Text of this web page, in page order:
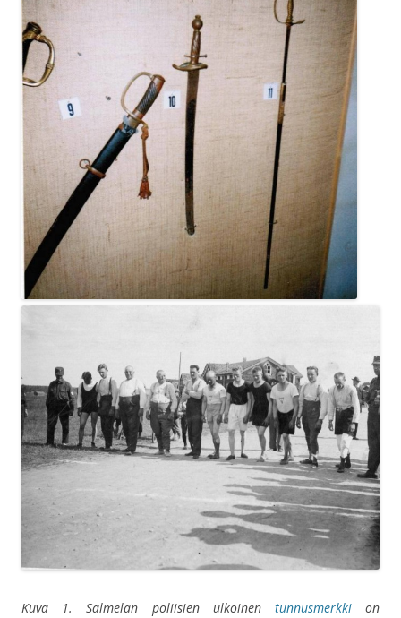
Kuva 1.Salmelan poliisienulkoinen tunnusmerkkion